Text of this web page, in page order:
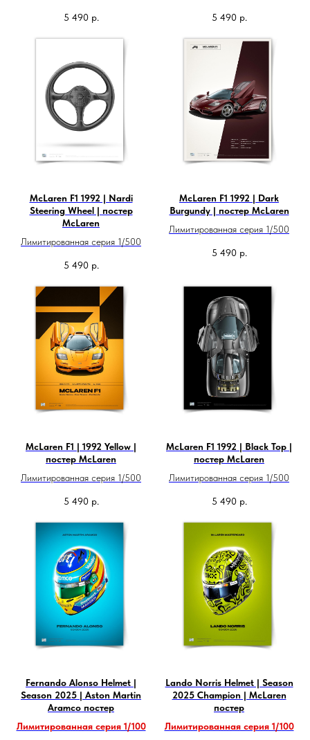
5 490 р. 5 490 р.
McLaren F1 1992 | Nardi
Steering Wheel | постер
McLaren
Лимитированная серия 1/500
5 490 р.
McLaren F1 1992 | Dark
Burgundy | постер McLaren
Лимитированная серия 1/500
5 490 р.
McLaren F1 | 1992 Yellow |
постер McLaren
Лимитированная серия 1/500
5 490 р.
McLaren F1 1992 | Black Top |
постер McLaren
Лимитированная серия 1/500
5 490 р.
Fernando Alonso Helmet |
Season 2025 | Aston Martin
Aramco постер
Лимитированная серия 1/100
Lando Norris Helmet | Season
2025 Champion | McLaren
постер
Лимитированная серия 1/100